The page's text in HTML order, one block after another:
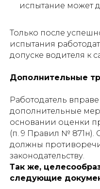
испытание может
Только после
испытания
допуске водителя к
Дополнительные
Работодатель
дополнительные
основании оценки
(п. 9 Правил № 871н).
должны
законодательству.
Так же,
следующие